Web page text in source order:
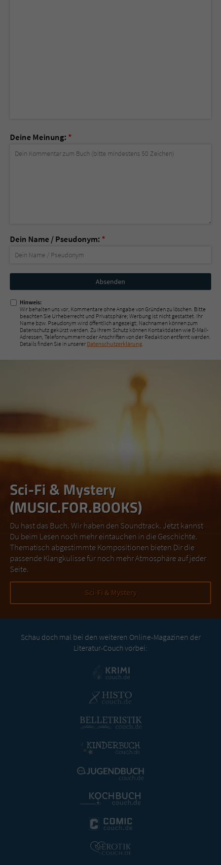
Deine Meinung: *
Dein Name / Pseudonym: *
Nicht
ausfüllen!
Hinweis:
Wir behalten uns vor, Kommentare ohne Angabe von Gründen zu löschen. Bitte
beachten Sie Urheberrecht und Privatsphäre; Werbung ist nicht gestattet. Ihr
Name bzw. Pseudonym wird öffentlich angezeigt; Nachnamen können zum
Datenschutz gekürzt werden. Zu Ihrem Schutz können Kontaktdaten wie E-Mail-
Adressen, Telefonnummern oder Anschriften von der Redaktion entfernt werden.
Details finden Sie in unserer Datenschutzerklärung.
Sci-Fi & Mystery
(MUSIC.FOR.BOOKS)
Du hast das Buch. Wir haben den Soundtrack. Jetzt kannst
Du beim Lesen noch mehr eintauchen in die Geschichte.
Thematisch abgestimmte Kompositionen bieten Dir die
passende Klangkulisse für noch mehr Atmosphäre auf jeder
Seite.
Sci-Fi & Mystery
Schau doch mal bei den weiteren Online-Magazinen der
Literatur-Couch vorbei: